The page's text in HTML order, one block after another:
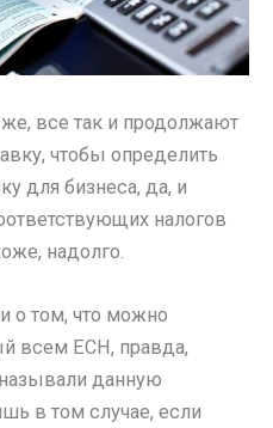
все так и продолжают
чтобы определить
для бизнеса, да, и
налогов
надолго.
о том, что можно
всем ЕСН, правда,
данную
в том случае, если